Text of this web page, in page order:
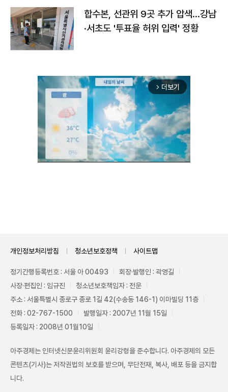
합수본, 선관위 9곳 추가 압색…강남
·서초도 '투표율 허위 입력' 정황
arrow_forward_ios 더보기
개인정보처리방침 청소년보호정책 사이트맵
정기간행등록번호 : 서울 아 00493
회장·발행인 : 곽영길
사장·편집인 : 임규진
청소년보호책임자 : 전운
주소 : 서울특별시 종로구 종로 1길 42(수송동 146-1) 이마빌딩 11층
전화 : 02-767-1500
발행일자 : 2007년 11월 15일
등록일자 : 2008년 01월10일
아주경제는 인터넷신문윤리위원회 윤리강령을 준수합니다. 아주경제의 모든
콘텐츠(기사)는 저작권법의 보호를 받으며, 무단전재, 복사, 배포 등을 금지합
니다.